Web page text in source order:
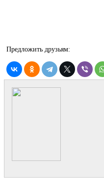
Предложить друзьям: